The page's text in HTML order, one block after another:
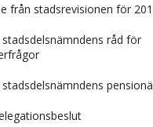
från stadsrevisionen för
råd för